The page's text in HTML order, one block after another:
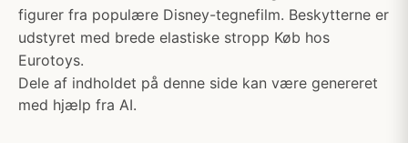
figurer fra populære Disney-tegnefilm. Beskytterne er
udstyret med brede elastiske stropp Køb hos
Eurotoys.
Dele af indholdet på denne side kan være genereret
med hjælp fra AI.